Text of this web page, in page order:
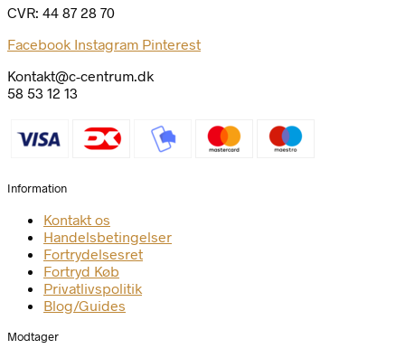
CVR: 44 87 28 70
Facebook Instagram Pinterest
Kontakt@c-centrum.dk
58 53 12 13
Information
Kontakt os
Handelsbetingelser
Fortrydelsesret
Fortryd Køb
Privatlivspolitik
Blog/Guides
Modtager